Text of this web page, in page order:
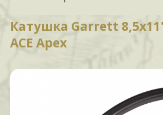
Катушка Garrett
ACE Apex